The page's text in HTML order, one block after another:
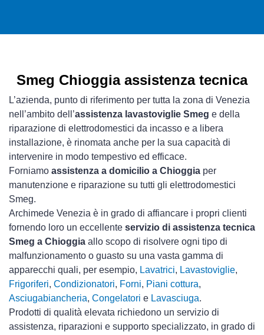
Smeg Chioggia assistenza tecnica
L’azienda, punto di riferimento per tutta la zona di Venezia
nell’ambito dell’assistenza lavastoviglie Smeg e della
riparazione di elettrodomestici da incasso e a libera
installazione, è rinomata anche per la sua capacità di
intervenire in modo tempestivo ed efficace.
Forniamo assistenza a domicilio a Chioggia per
manutenzione e riparazione su tutti gli elettrodomestici
Smeg.
Archimede Venezia è in grado di affiancare i propri clienti
fornendo loro un eccellente servizio di assistenza tecnica
Smeg a Chioggia allo scopo di risolvere ogni tipo di
malfunzionamento o guasto su una vasta gamma di
apparecchi quali, per esempio, Lavatrici, Lavastoviglie,
Frigoriferi, Condizionatori, Forni, Piani cottura,
Asciugabiancheria, Congelatori e Lavasciuga.
Prodotti di qualità elevata richiedono un servizio di
assistenza, riparazioni e supporto specializzato, in grado di